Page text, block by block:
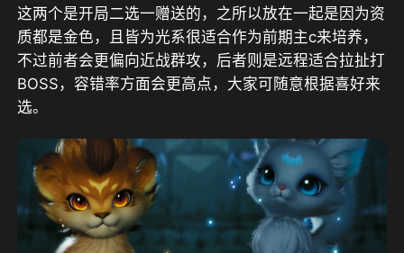
这两个是开局二选一赠送的，之所以放在一起是因为资
质都是金色，且皆为光系很适合作为前期主c来培养，
不过前者会更偏向近战群攻，后者则是远程适合拉扯打
BOSS，容错率方面会更高点，大家可随意根据喜好来
选。